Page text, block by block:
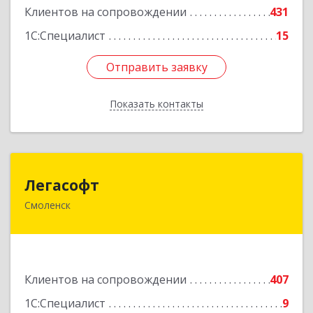
Клиентов на сопровождении
431
1С:Специалист
15
Отправить заявку
Показать контакты
Отправить заявку
Назад
Легасофт
Смоленск
Клиентов на сопровождении
407
1С:Специалист
9
214018, Смоленская обл, Смоленск г, Ново-